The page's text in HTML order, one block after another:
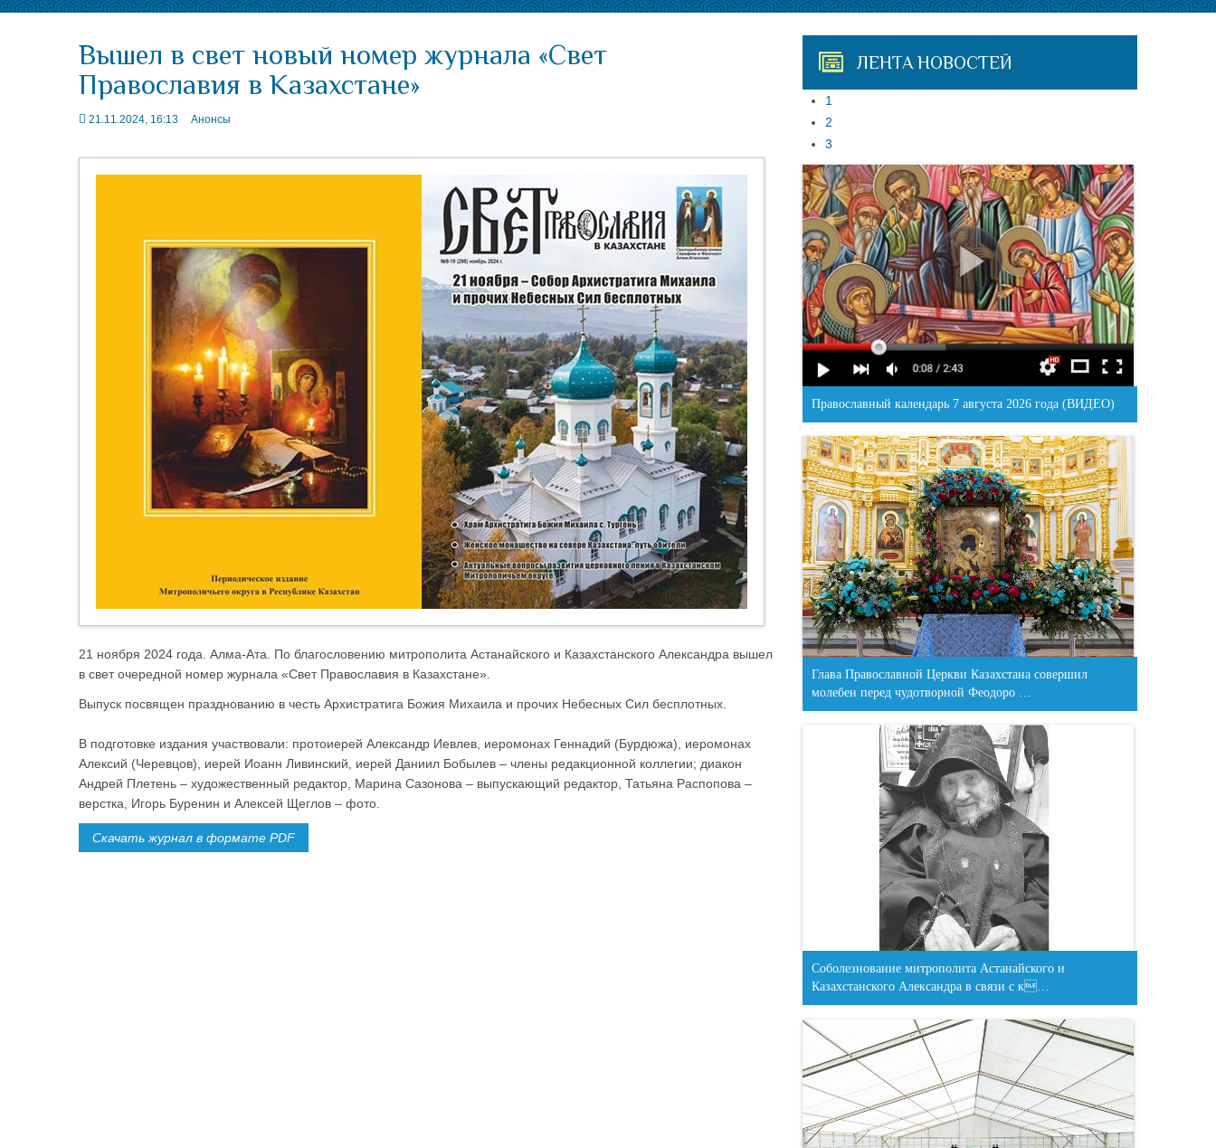
Вышел в свет новый номер журнала «Свет
Православия в Казахстане»
21.11.2024, 16:13 Анонсы
21 ноября 2024 года. Алма-Ата. По благословению митрополита Астанайского и Казахстанского Александра вышел
в свет очередной номер журнала «Свет Православия в Казахстане».
Выпуск посвящен празднованию в честь Архистратига Божия Михаила и прочих Небесных Сил бесплотных.
В подготовке издания участвовали: протоиерей Александр Иевлев, иеромонах Геннадий (Бурдюжа), иеромонах
Алексий (Черевцов), иерей Иоанн Ливинский, иерей Даниил Бобылев – члены редакционной коллегии; диакон
Андрей Плетень – художественный редактор, Марина Сазонова – выпускающий редактор, Татьяна Распопова –
верстка, Игорь Буренин и Алексей Щеглов – фото.
Скачать журнал в формате PDF
ЛЕНТА НОВОСТЕЙ
1
2
3
Православный календарь 7 августа 2026 года (ВИДЕО)
Глава Православной Церкви Казахстана совершил
молебен перед чудотворной Феодоро …
Соболезнование митрополита Астанайского и
Казахстанского Александра в связи с к…